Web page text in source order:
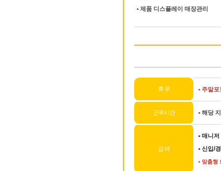
• 제품 디스플레이 매장관리
휴 무 • 주말
근무시간 • 해당
급 여
• 매니저
• 신입/
• 맞춤형